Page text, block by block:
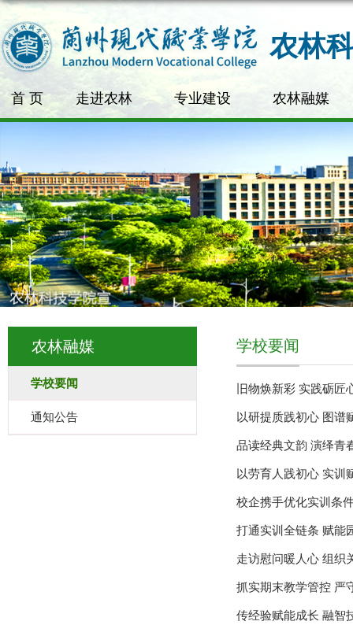
农林
首 页 走进农林 专业建设 农林融媒
农林融媒
学校要闻
通知公告
学校要闻
旧物焕新彩 实践砺匠
以研提质践初心 图谱
品读经典文韵 演绎青
以劳育人践初心 实训
校企携手优化实训条
打通实训全链条 赋能
走访慰问暖人心 组织
抓实期末教学管控 严
传经验赋能成长 融智